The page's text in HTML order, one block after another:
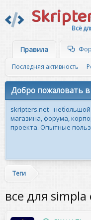
Всё
Правила
Последняя активность
Добро пожаловать
skripters.net - небольшой
магазина, форума,
проекта. Опытные
Теги
все для simpla